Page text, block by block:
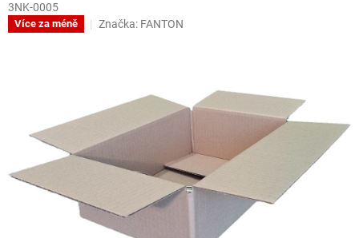
3NK-0005
Více za méně Značka: FANTON